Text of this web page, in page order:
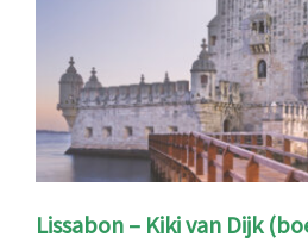
Lissabon – Kiki van Dijk